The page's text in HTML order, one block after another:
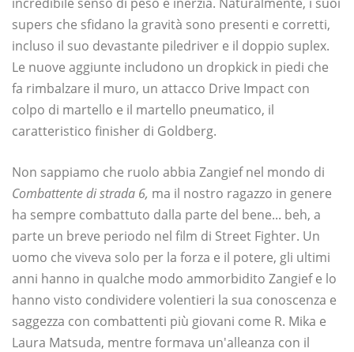
supers che sfidano la gravità sono presenti e corretti,
incluso il suo devastante piledriver e il doppio suplex.
Le nuove aggiunte includono un dropkick in piedi che
fa rimbalzare il muro, un attacco Drive Impact con
colpo di martello e il martello pneumatico, il
caratteristico finisher di Goldberg.
Non sappiamo che ruolo abbia Zangief nel mondo di
Combattente di strada 6, ma il nostro ragazzo in genere
ha sempre combattuto dalla parte del bene... beh, a
parte un breve periodo nel film di Street Fighter. Un
uomo che viveva solo per la forza e il potere, gli ultimi
anni hanno in qualche modo ammorbidito Zangief e lo
hanno visto condividere volentieri la sua conoscenza e
saggezza con combattenti più giovani come R. Mika e
Laura Matsuda, mentre formava un'alleanza con il